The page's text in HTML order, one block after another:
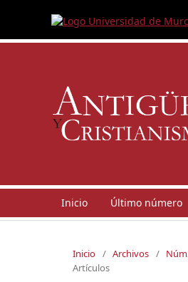
Inicio Último número
Inicio / Archivos /
Artículos